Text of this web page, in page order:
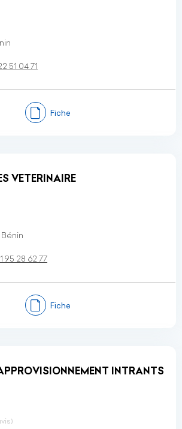
51 04 71
Fiche
VETERINAIRE
95 28 62 77
Fiche
INTRANTS